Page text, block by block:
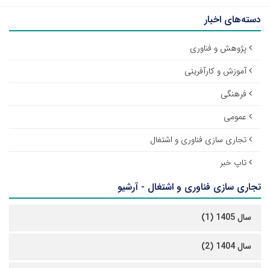
دسته‌های اخبار
پژوهش و فناوری
آموزش و کارآفرینی
فرهنگی
عمومی
تجاری سازی فناوری و اشتغال
تاپ خبر
تجاری سازی فناوری و اشتغال - آرشیو
سال 1405 (1)
سال 1404 (2)